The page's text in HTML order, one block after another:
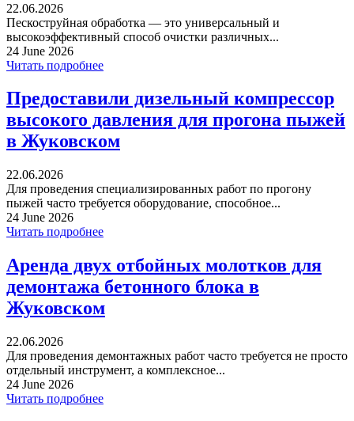
22.06.2026
Пескоструйная обработка — это универсальный и
высокоэффективный способ очистки различных...
24 June 2026
Читать подробнее
Предоставили дизельный компрессор
высокого давления для прогона пыжей
в Жуковском
22.06.2026
Для проведения специализированных работ по прогону
пыжей часто требуется оборудование, способное...
24 June 2026
Читать подробнее
Аренда двух отбойных молотков для
демонтажа бетонного блока в
Жуковском
22.06.2026
Для проведения демонтажных работ часто требуется не просто
отдельный инструмент, а комплексное...
24 June 2026
Читать подробнее